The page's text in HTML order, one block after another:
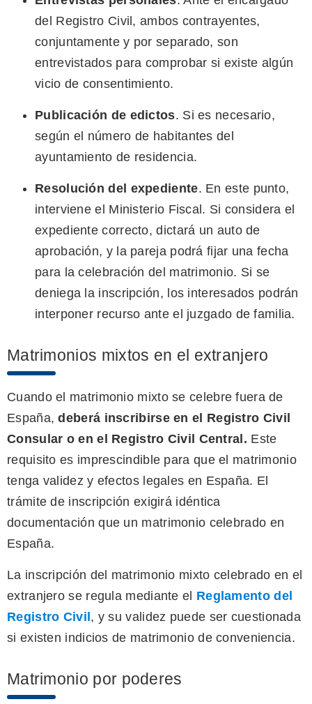
del Registro Civil, ambos contrayentes,
conjuntamente y por separado, son
entrevistados para comprobar si existe algún
vicio de consentimiento.
Publicación de edictos. Si es necesario,
según el número de habitantes del
ayuntamiento de residencia.
Resolución del expediente. En este punto,
interviene el Ministerio Fiscal. Si considera el
expediente correcto, dictará un auto de
aprobación, y la pareja podrá fijar una fecha
para la celebración del matrimonio. Si se
deniega la inscripción, los interesados podrán
interponer recurso ante el juzgado de familia.
Matrimonios mixtos en el extranjero
Cuando el matrimonio mixto se celebre fuera de
España, deberá inscribirse en el Registro Civil
Consular o en el Registro Civil Central. Este
requisito es imprescindible para que el matrimonio
tenga validez y efectos legales en España. El
trámite de inscripción exigirá idéntica
documentación que un matrimonio celebrado en
España.
La inscripción del matrimonio mixto celebrado en el
extranjero se regula mediante el Reglamento del
Registro Civil, y su validez puede ser cuestionada
si existen indicios de matrimonio de conveniencia.
Matrimonio por poderes